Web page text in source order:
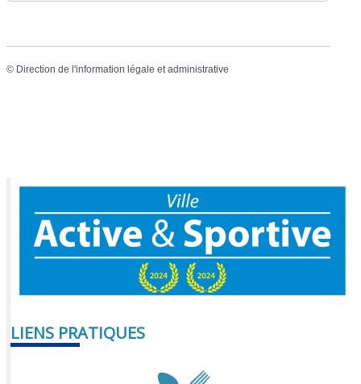
© Direction de l'information légale et administrative
LIENS PRATIQUES